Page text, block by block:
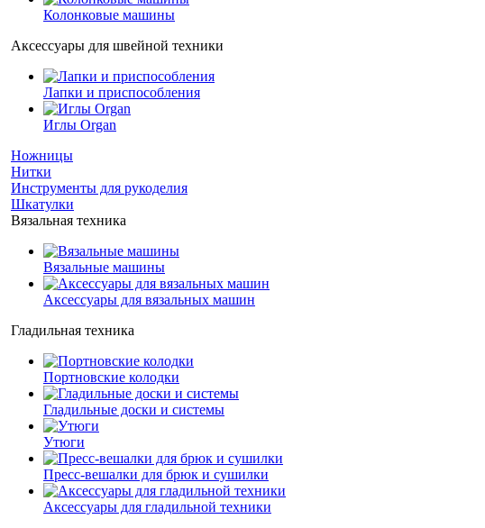
Колонковые машины
Аксессуары для швейной техники
Лапки и приспособления
Иглы Organ
Ножницы
Нитки
Инструменты для рукоделия
Шкатулки
Вязальная техника
Вязальные машины
Аксессуары для вязальных машин
Гладильная техника
Портновские колодки
Гладильные доски и системы
Утюги
Пресс-вешалки для брюк и сушилки
Аксессуары для гладильной техники